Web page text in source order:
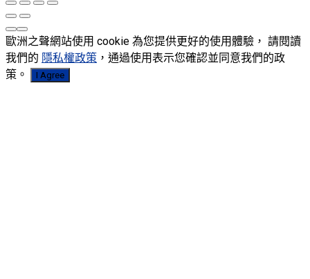
歐洲之聲網站使用 cookie 為您提供更好的使用體驗， 請閱讀
我們的 隱私權政策 ，通過使用表示您確認並同意我們的政
策。
I Agree